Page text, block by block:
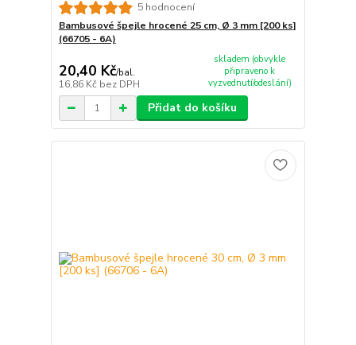
5 hodnocení
Bambusové špejle hrocené 25 cm, Ø 3 mm [200 ks]
(66705 - 6A)
20,40 Kč/bal.
16,86 Kč bez DPH
skladem (obvykle
připraveno k
vyzvednutí/odeslání)
Přidat do košíku